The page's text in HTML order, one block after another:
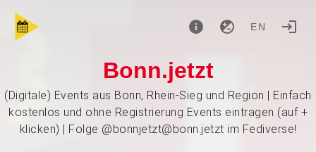
EN
Bonn.jetzt
(Digitale) Events aus Bonn, Rhein-Sieg und Region | Einfach
kostenlos und ohne Registrierung Events eintragen (auf +
klicken) | Folge @bonnjetzt@bonn.jetzt im Fediverse!